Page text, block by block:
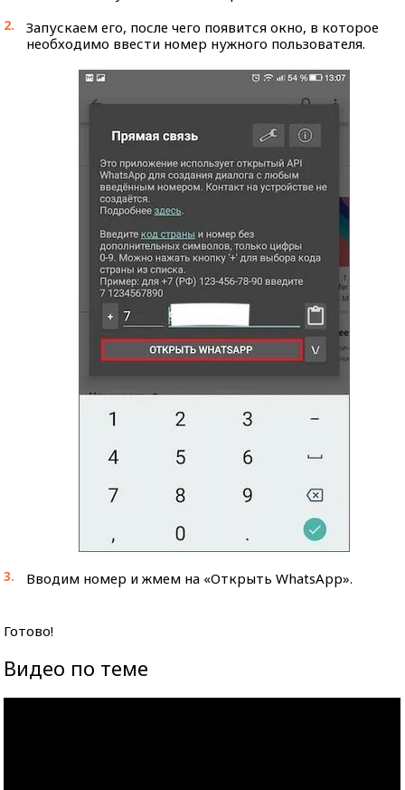
Запускаем его, после чего появится окно, в которое
необходимо ввести номер нужного пользователя.
Вводим номер и жмем на «Открыть WhatsApp».
Готово!
Видео по теме